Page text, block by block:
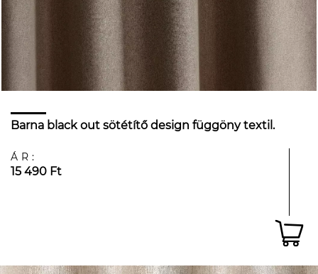
Barna black out sötétítő design függöny textil.
ÁR:
15 490 Ft